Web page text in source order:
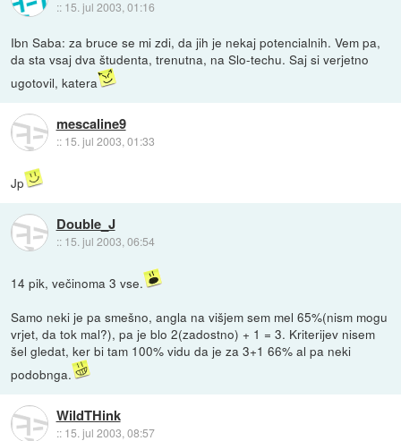
:: 15. jul 2003, 01:16
Ibn Saba: za bruce se mi zdi, da jih je nekaj potencialnih. Vem pa,
da sta vsaj dva študenta, trenutna, na Slo-techu. Saj si verjetno
ugotovil, katera
mescaline9
:: 15. jul 2003, 01:33
Jp
Double_J
:: 15. jul 2003, 06:54
14 pik, večinoma 3 vse.
Samo neki je pa smešno, angla na višjem sem mel 65%(nism mogu
vrjet, da tok mal?), pa je blo 2(zadostno) + 1 = 3. Kriterijev nisem
šel gledat, ker bi tam 100% vidu da je za 3+1 66% al pa neki
podobnga.
WildTHink
:: 15. jul 2003, 08:57